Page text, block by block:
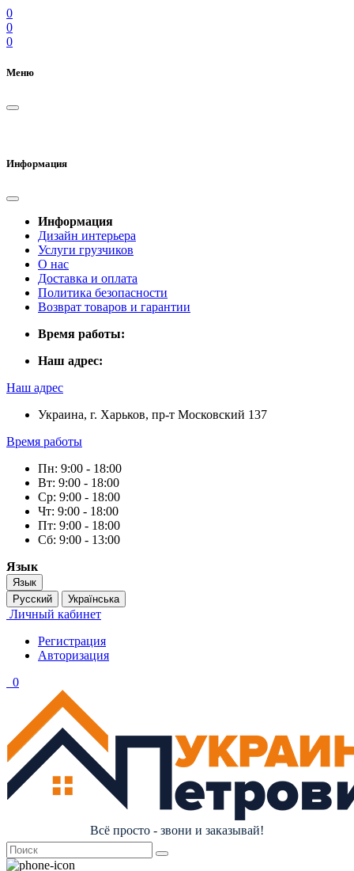
0
0
0
Меню
Информация
Информация
Дизайн интерьера
Услуги грузчиков
О нас
Доставка и оплата
Политика безопасности
Возврат товаров и гарантии
Время работы:
Наш адрес:
Наш адрес
Украина, г. Харьков, пр-т Московский 137
Время работы
Пн: 9:00 - 18:00
Вт: 9:00 - 18:00
Ср: 9:00 - 18:00
Чт: 9:00 - 18:00
Пт: 9:00 - 18:00
Сб: 9:00 - 13:00
Язык
Язык
Русский
Українська
Личный кабинет
Регистрация
Авторизация
0
Всё просто - звони и заказывай!